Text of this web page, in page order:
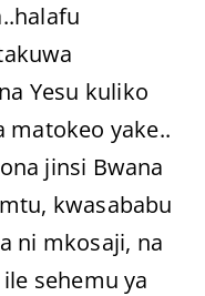
Yesu kuliko
matokeo yake..
jinsi Bwana
kwasababu
ni mkosaji, na
sehemu ya